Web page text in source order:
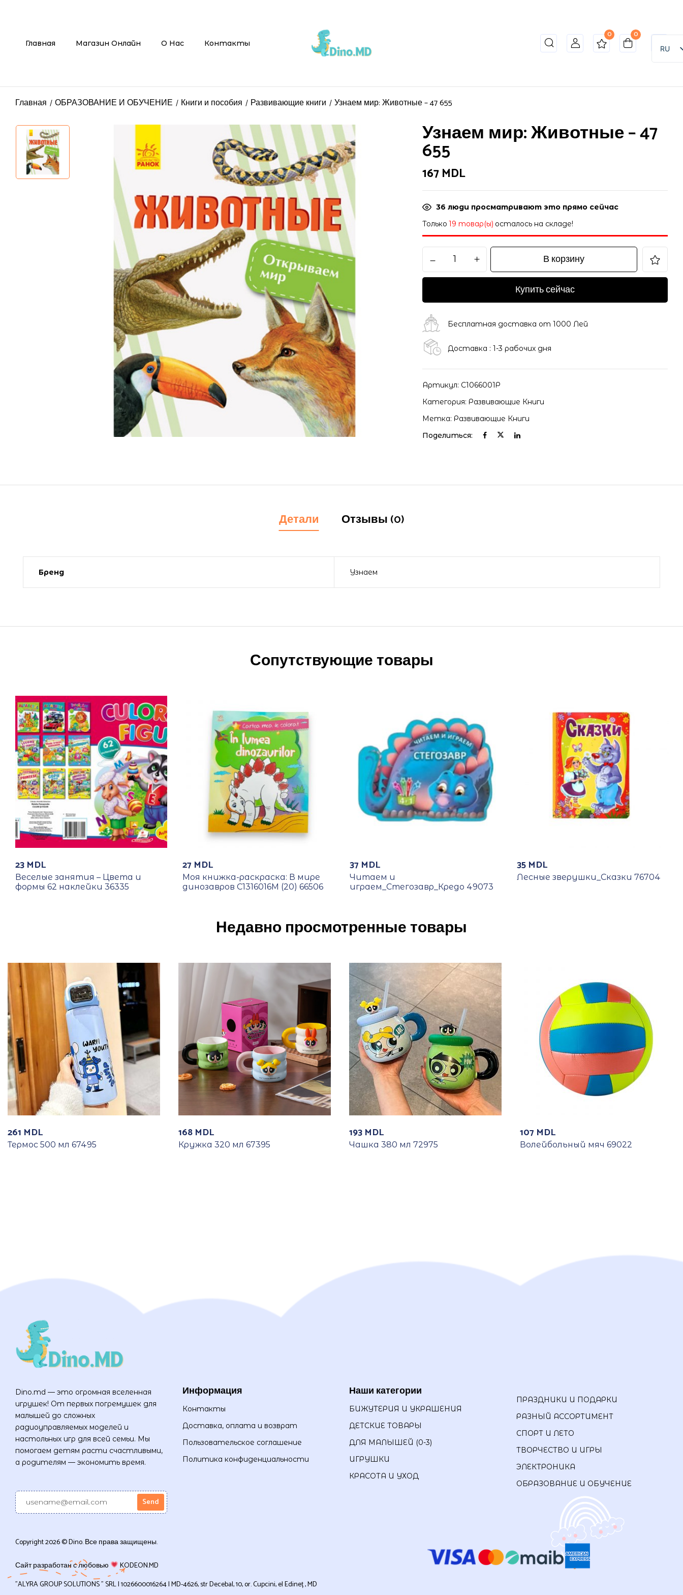
Главная Магазин Онлайн О Нас Контакты
0 0
RU
Главная ОБРАЗОВАНИЕ И ОБУЧЕНИЕ Книги и пособия Развивающие книги Узнаем мир: Животные – 47 655
Узнаем мир: Животные – 47
655
167MDL
36 люди просматривают это прямо сейчас
Только 19 товар(ы) осталось на складе!
В корзину
Купить сейчас
Бесплатная доставка от 1000 Лей
Доставка : 1-3 рабочих дня
Артикул: С1066001Р
Категория:Развивающие Книги
Метка:Развивающие Книги
Поделиться:
Детали Отзывы (0)
Бренд Узнаем
Сопутствующие товары
23 MDL
Веселые занятия – Цвета и
формы 62 наклейки 36335
27 MDL
Моя книжка-раскраска: В мире
динозавров С1316016М (20) 66506
37 MDL
Читаем и
играем_Стегозавр_Кредо 49073
35 MDL
Лесные зверушки_Сказки 76704
Недавно просмотренные товары
261 MDL
Термос 500 мл 67495
168 MDL
Кружка 320 мл 67395
193 MDL
Чашка 380 мл 72975
107 MDL
Волейбольный мяч 69022
Dino.md — это огромная вселенная
игрушек! От первых погремушек для
малышей до сложных
радиоуправляемых моделей и
настольных игр для всей семьи. Мы
помогаем детям расти счастливыми,
а родителям — экономить время.
Информация
Контакты
Доставка, оплата и возврат
Пользовательское соглашение
Политика конфиденциальности
Наши категории
БИЖУТЕРИЯ И УКРАШЕНИЯ
ДЕТСКИЕ ТОВАРЫ
ДЛЯ МАЛЫШЕЙ (0-3)
ИГРУШКИ
КРАСОТА И УХОД
ПРАЗДНИКИ И ПОДАРКИ
РАЗНЫЙ АССОРТИМЕНТ
СПОРТ И ЛЕТО
ТВОРЧЕСТВО И ИГРЫ
ЭЛЕКТРОНИКА
ОБРАЗОВАНИЕ И ОБУЧЕНИЕ
Copyright 2026 © Dino. Все права защищены.
Сайт разработан с любовью
KODEON.MD
”ALYRA GROUP SOLUTIONS ” SRL | 1026600016264 | MD-4626, str Decebal, 10, or. Cupcini, el Edineț , MD